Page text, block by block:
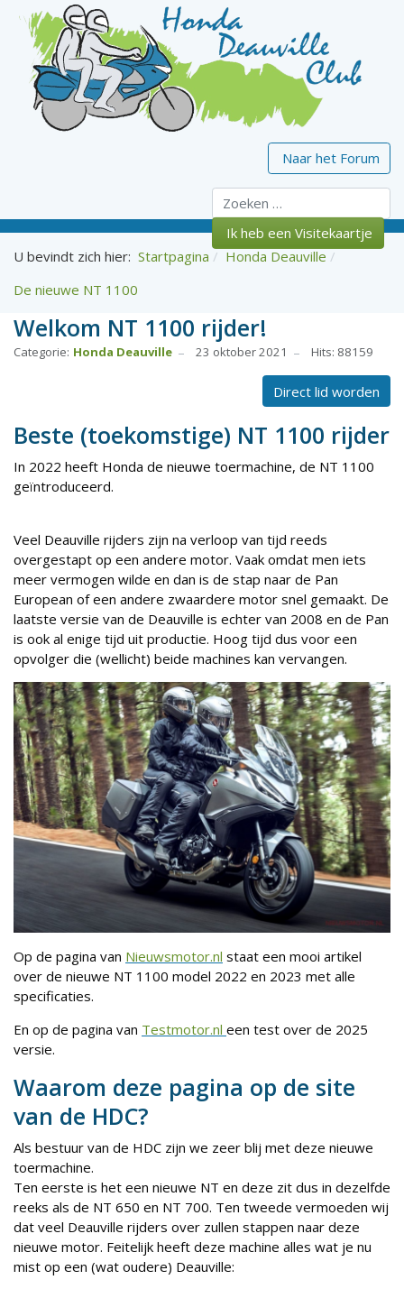
Naar het Forum
Zoeken
Ik heb een Visitekaartje
U bevindt zich hier: Startpagina
Honda Deauville
De nieuwe NT 1100
Welkom NT 1100 rijder!
Categorie: Honda Deauville 23 oktober 2021 Hits: 88159
Direct lid worden
Beste (toekomstige) NT 1100 rijder
In 2022 heeft Honda de nieuwe toermachine, de NT 1100
geïntroduceerd.
Veel Deauville rijders zijn na verloop van tijd reeds
overgestapt op een andere motor. Vaak omdat men iets
meer vermogen wilde en dan is de stap naar de Pan
European of een andere zwaardere motor snel gemaakt. De
laatste versie van de Deauville is echter van 2008 en de Pan
is ook al enige tijd uit productie. Hoog tijd dus voor een
opvolger die (wellicht) beide machines kan vervangen.
Op de pagina van Nieuwsmotor.nl staat een mooi artikel
over de nieuwe NT 1100 model 2022 en 2023 met alle
specificaties.
En op de pagina van Testmotor.nl een test over de 2025
versie.
Waarom deze pagina op de site
van de HDC?
Als bestuur van de HDC zijn we zeer blij met deze nieuwe
toermachine.
Ten eerste is het een nieuwe NT en deze zit dus in dezelfde
reeks als de NT 650 en NT 700. Ten tweede vermoeden wij
dat veel Deauville rijders over zullen stappen naar deze
nieuwe motor. Feitelijk heeft deze machine alles wat je nu
mist op een (wat oudere) Deauville: